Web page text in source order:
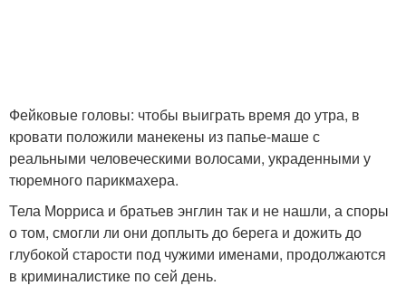
Фейковые головы: чтобы выиграть время до утра, в
кровати положили манекены из папье-маше с
реальными человеческими волосами, украденными у
тюремного парикмахера.
Тела Морриса и братьев энглин так и не нашли, а споры
о том, смогли ли они доплыть до берега и дожить до
глубокой старости под чужими именами, продолжаются
в криминалистике по сей день.